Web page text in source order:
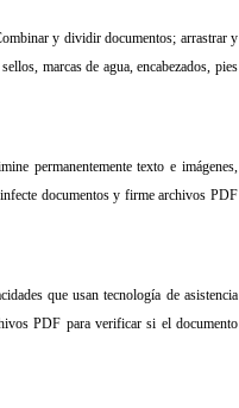
y dividir documentos; arrastrar y
marcas de agua, encabezados, pies
permanentemente texto e imágenes,
documentos y firme archivos PDF
que usan tecnología de asistencia
PDF para verificar si el documento